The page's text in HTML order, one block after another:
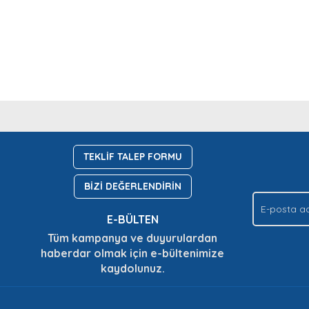
Yorum Yaz
Soru Sor
TEKLİF TALEP FORMU
BİZİ DEĞERLENDİRİN
E-BÜLTEN
Tüm kampanya ve duyurulardan
haberdar olmak için e-bültenimize
kaydolunuz.